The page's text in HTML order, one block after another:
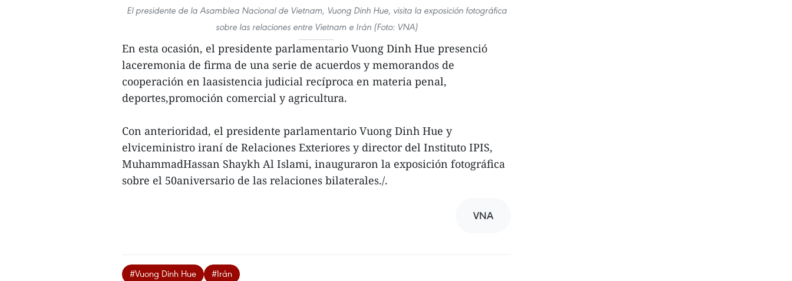
El presidente de la Asamblea Nacional de Vietnam, Vuong Dinh Hue, visita la exposición fotográfica
sobre las relaciones entre Vietnam e Irán (Foto: VNA)
En esta ocasión, el presidente parlamentario Vuong Dinh Hue presenció
laceremonia de firma de una serie de acuerdos y memorandos de
cooperación en laasistencia judicial recíproca en materia penal,
deportes,promoción comercial y agricultura.
Con anterioridad, el presidente parlamentario Vuong Dinh Hue y
elviceministro iraní de Relaciones Exteriores y director del Instituto IPIS,
MuhammadHassan Shaykh Al Islami, inauguraron la exposición fotográfica
sobre el 50aniversario de las relaciones bilaterales./.
VNA
#Vuong Dinh Hue #Irán